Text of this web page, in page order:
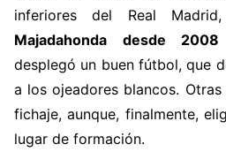
inferiores del Real
Majadahonda desde
desplegó un buen fútbol, que
a los ojeadores blancos.
fichaje, aunque, finalmente,
lugar de formación.